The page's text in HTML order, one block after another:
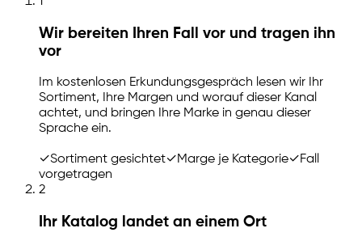
Wir bereiten Ihren Fall vor und tragen ihn
vor
Im kostenlosen Erkundungsgespräch lesen wir Ihr
Sortiment, Ihre Margen und worauf dieser Kanal
achtet, und bringen Ihre Marke in genau dieser
Sprache ein.
✓Sortiment gesichtet✓Marge je Kategorie✓Fall
vorgetragen
2
Ihr Katalog landet an einem Ort